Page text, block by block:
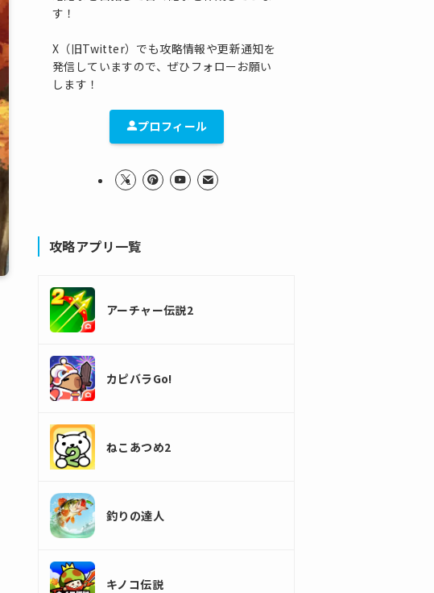
す！
X（旧Twitter）でも攻略情報や更新通知を
発信していますので、ぜひフォローお願い
します！
プロフィール
攻略アプリ一覧
アーチャー伝説2
カピバラGo!
ねこあつめ2
釣りの達人
キノコ伝説